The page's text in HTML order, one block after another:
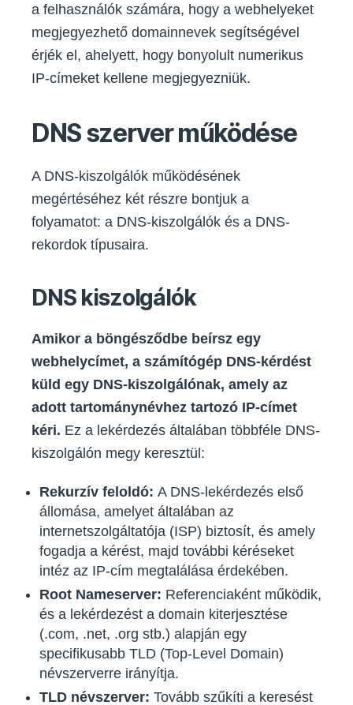
a felhasználók számára, hogy a webhelyeket
megjegyezhető domainnevek segítségével
érjék el, ahelyett, hogy bonyolult numerikus
IP-címeket kellene megjegyezniük.
DNS szerver működése
A DNS-kiszolgálók működésének
megértéséhez két részre bontjuk a
folyamatot: a DNS-kiszolgálók és a DNS-
rekordok típusaira.
DNS kiszolgálók
Amikor a böngésződbe beírsz egy
webhelycímet, a számítógép DNS-kérdést
küld egy DNS-kiszolgálónak, amely az
adott tartománynévhez tartozó IP-címet
kéri. Ez a lekérdezés általában többféle DNS-
kiszolgálón megy keresztül:
Rekurzív feloldó: A DNS-lekérdezés első
állomása, amelyet általában az
internetszolgáltatója (ISP) biztosít, és amely
fogadja a kérést, majd további kéréseket
intéz az IP-cím megtalálása érdekében.
Root Nameserver: Referenciaként működik,
és a lekérdezést a domain kiterjesztése
(.com, .net, .org stb.) alapján egy
specifikusabb TLD (Top-Level Domain)
névszerverre irányítja.
TLD névszerver: Tovább szűkíti a keresést